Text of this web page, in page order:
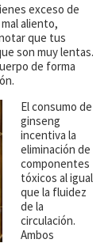
exceso de
aliento,
que tus
son muy lentas.
de forma
El consumo de
ginseng
incentiva la
eliminación de
componentes
tóxicos al igual
que la fluidez
de la
circulación.
Ambos